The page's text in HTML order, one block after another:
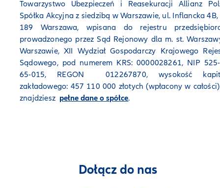
Towarzystwo Ubezpieczeń i Reasekuracji Allianz
Spółka Akcyjna z siedzibą w Warszawie, ul. Inflancka
189 Warszawa, wpisana do rejestru
prowadzonego przez Sąd Rejonowy dla m. st.
Warszawie, XII Wydział Gospodarczy Krajowego
Sądowego, pod numerem KRS: 0000028261, NIP
65-015, REGON 012267870, wysokość
zakładowego: 457 110 000 złotych (wpłacony w
znajdziesz pełne dane o spółce.
Dołącz do nas